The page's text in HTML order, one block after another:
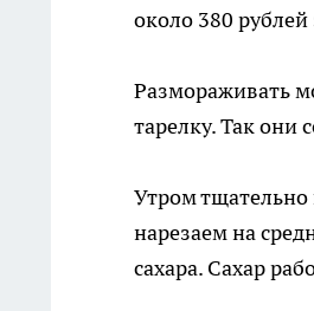
около 380
Размораживать
тарелку. Так они
Утром
нарезаем на
сахара. Сахар